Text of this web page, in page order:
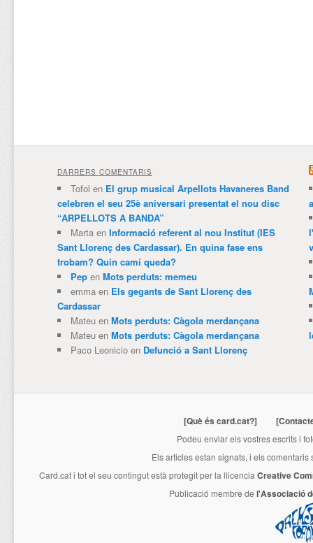
DARRERS COMENTARIS
Tofol en El grup musical Arpellots Havaneres Band
celebren el seu 25è aniversari presentat el nou disc
“ARPELLOTS A BANDA”
Martaen Informació referent al nou Institut (IES
Sant Llorenç des Cardassar). En quina fase ens
trobam? Quin camí queda?
Pepen Mots perduts: memeu
emmaen Els gegants de Sant Llorenç des
Cardassar
Mateuen Mots perduts: Càgola merdançana
Mateuen Mots perduts: Càgola merdançana
Paco Leonicioen Defunció a Sant Llorenç
[Què és card.cat?]
Podeu enviar els vostres escrits i
Els articles estan signats, i els
Card.cati tot el seu contingut està protegit per la llicencia Creative
Publicació membre de l'Associació